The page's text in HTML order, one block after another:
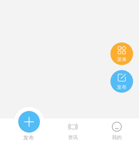

菜单

发布

发布

资讯

我的